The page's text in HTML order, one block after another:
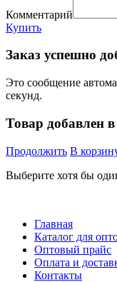
Комментарий
Купить
Заказ успешно
Это сообщение
секунд.
Товар добавлен
Продолжить В
Выберите хотя бы
Главная
Каталог для
Оптовый прайс
Оплата и
Контакты